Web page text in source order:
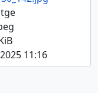
11:16